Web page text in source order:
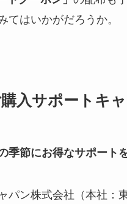
はいかがだろうか。
入サポートキ
節にお得なサポート
パン株式会社（本社：